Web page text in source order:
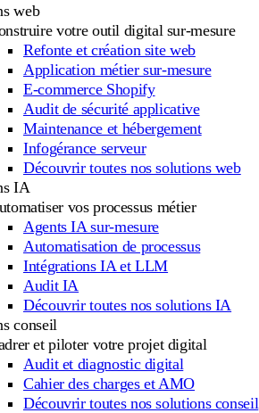
web
votre outil digital sur-mesure
Refonte et création site web
Application métier sur-mesure
E-commerce Shopify
Audit de sécurité applicative
Maintenance et hébergement
Infogérance serveur
Découvrir toutes nos solutions web
IA
vos processus métier
Agents IA sur-mesure
Automatisation de processus
Intégrations IA et LLM
Audit IA
Découvrir toutes nos solutions IA
conseil
et piloter votre projet digital
Audit et diagnostic digital
Cahier des charges et AMO
Découvrir toutes nos solutions conseil